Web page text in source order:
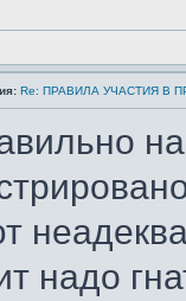
Re: ПРАВИЛА УЧАСТИЯ В
надо